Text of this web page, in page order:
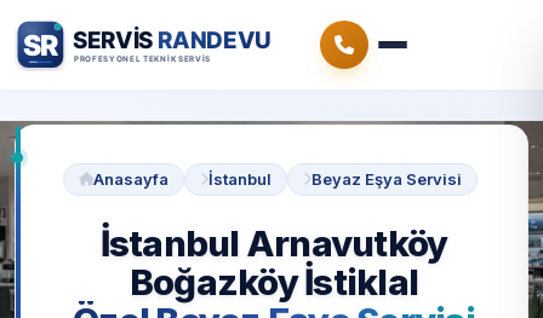
Anasayfa İstanbul Beyaz Eşya Servisi
İstanbul Arnavutköy
Boğazköy İstiklal